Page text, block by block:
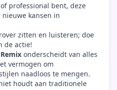
professional bent, deze
kansen in
zitten en luisteren; doe
de actie!
onderscheidt van alles
vermogen om
naadloos te mengen.
houdt aan traditionele